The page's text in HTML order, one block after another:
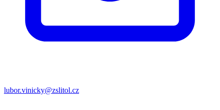
lubor.vinicky@zslitol.cz